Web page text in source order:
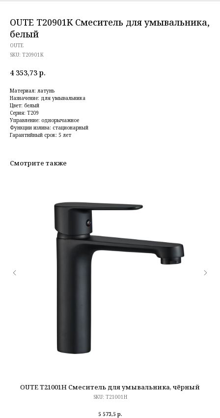
OUTE T20901K Смеситель для умывальника,
белый
OUTE
SKU: T20901K
4 353,73 р.
Материал: латунь
Назначение: для умывальника
Цвет: белый
Серия: T209
Управление: однорычажное
Функции излива: стационарный
Гарантийный срок: 5 лет
Смотрите также
OUTE T21001H Смеситель для умывальника, чёрный
SKU: T21001H
5 573,5 р.